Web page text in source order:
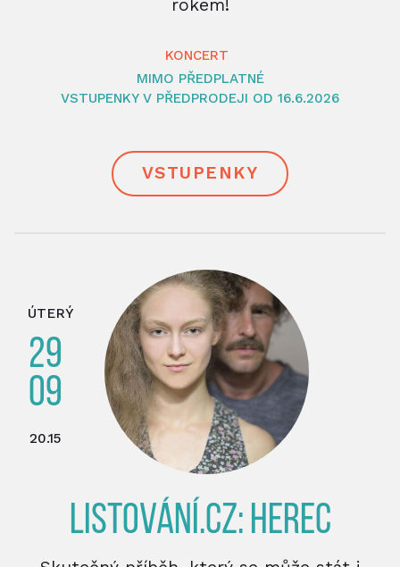
rokem!
KONCERT
MIMO PŘEDPLATNÉ
VSTUPENKY V PŘEDPRODEJI OD 16.6.2026
VSTUPENKY
ÚTERÝ
29
09
20.15
LISTOVÁNÍ.CZ: HEREC